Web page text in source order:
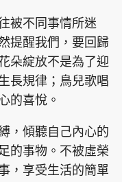
被不同事情所迷
提醒我們，要回歸
朵綻放不是為了迎
長規律；鳥兒歌唱
的喜悅。
，傾聽自己內心的
的事物。不被虛榮
，享受生活的簡單